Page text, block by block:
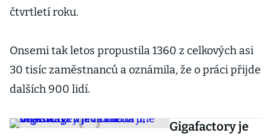
čtvrtletí roku.
Onsemi tak letos propustila 1360 z celkových asi
30 tisíc zaměstnanců a oznámila, že o práci přijde
dalších 900 lidí.
Gigafactory je